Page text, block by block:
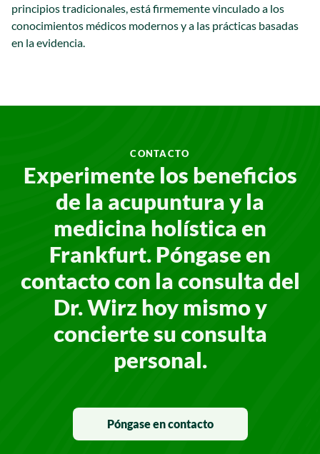
principios tradicionales, está firmemente vinculado a los
conocimientos médicos modernos y a las prácticas basadas
en la evidencia.
CONTACTO
Experimente los beneficios
de la acupuntura y la
medicina holística en
Frankfurt. Póngase en
contacto con la consulta del
Dr. Wirz hoy mismo y
concierte su consulta
personal.
Póngase en contacto